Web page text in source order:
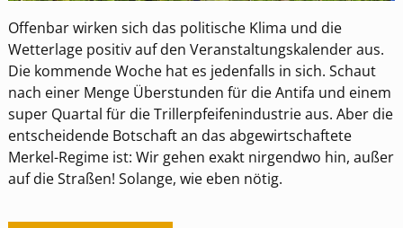
Offenbar wirken sich das politische Klima und die
Wetterlage positiv auf den Veranstaltungskalender aus.
Die kommende Woche hat es jedenfalls in sich. Schaut
nach einer Menge Überstunden für die Antifa und einem
super Quartal für die Trillerpfeifenindustrie aus. Aber die
entscheidende Botschaft an das abgewirtschaftete
Merkel-Regime ist: Wir gehen exakt nirgendwo hin, außer
auf die Straßen! Solange, wie eben nötig.